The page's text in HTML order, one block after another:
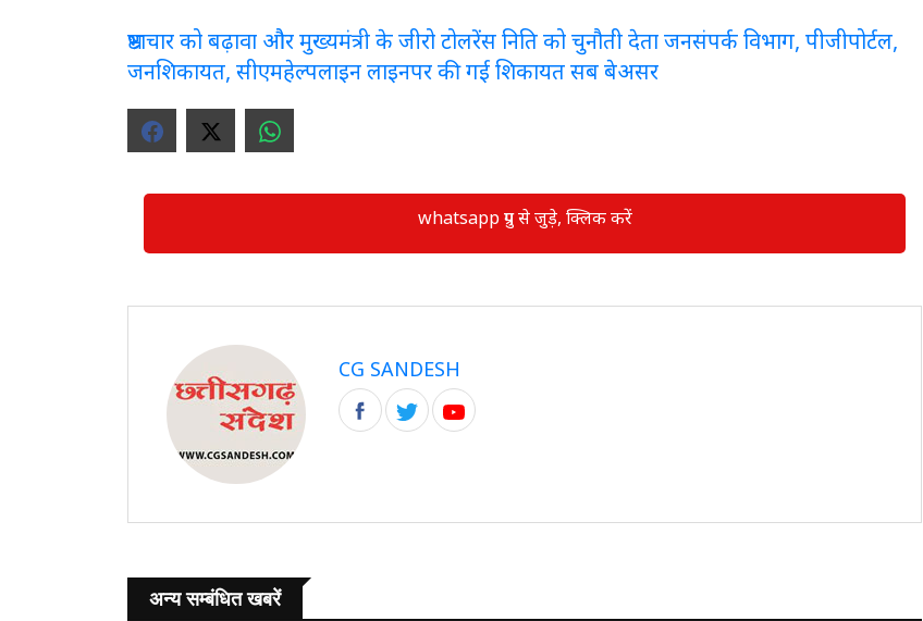
भ्रष्टाचार को बढ़ावा और मुख्यमंत्री के जीरो टोलरेंस निति को चुनौती देता जनसंपर्क विभाग, पीजीपोर्टल,
जनशिकायत, सीएमहेल्पलाइन लाइनपर की गई शिकायत सब बेअसर
whatsapp ग्रुप से जुड़े, क्लिक करें
CG SANDESH
अन्य सम्बंधित खबरें